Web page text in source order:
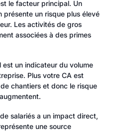
le facteur principal. Un
présente un risque plus élevé
Les activités de gros
associées à des primes
un indicateur du volume
Plus votre CA est
chantiers et donc le risque
salariés a un impact direct,
une source